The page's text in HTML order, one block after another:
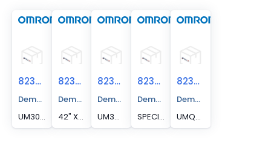
823205001
Demander un devis
UM3072LH45, SAFETY MAT, SPECIAL
823204222
Demander un devis
42" X22" CATT 4 SAFTEY MAT
823203443
Demander un devis
UM3443XSP, UNIV SAFETY MAT SPECIAL 34 X 42.75 TOP SURFACE RECTANGLE
823209086
Demander un devis
SPECIAL MAT, 20 X 57 INCH .
823209990
Demander un devis
UMQ-1206-B, MAT DEMO, UMQ-1206 UNIVERSAL MAT WITH QUICK DISCONNECT ON MAT CABLE LOCATION CENTERED ON 12" DIMENSION